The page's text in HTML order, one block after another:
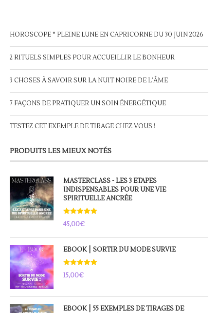
HOROSCOPE ° PLEINE LUNE EN CAPRICORNE DU 30 JUIN 2026
2 RITUELS SIMPLES POUR ACCUEILLIR LE BONHEUR
3 CHOSES À SAVOIR SUR LA NUIT NOIRE DE L’ÂME
7 FAÇONS DE PRATIQUER UN SOIN ÉNERGÉTIQUE
TESTEZ CET EXEMPLE DE TIRAGE CHEZ VOUS !
PRODUITS LES MIEUX NOTÉS
MASTERCLASS - LES 3 ETAPES
INDISPENSABLES POUR UNE VIE
SPIRITUELLE ANCRÉE
Note5.00
sur 5
45,00€
EBOOK ⎮ SORTIR DU MODE SURVIE
Note5.00
sur 5
15,00€
EBOOK ⎮ 55 EXEMPLES DE TIRAGES DE